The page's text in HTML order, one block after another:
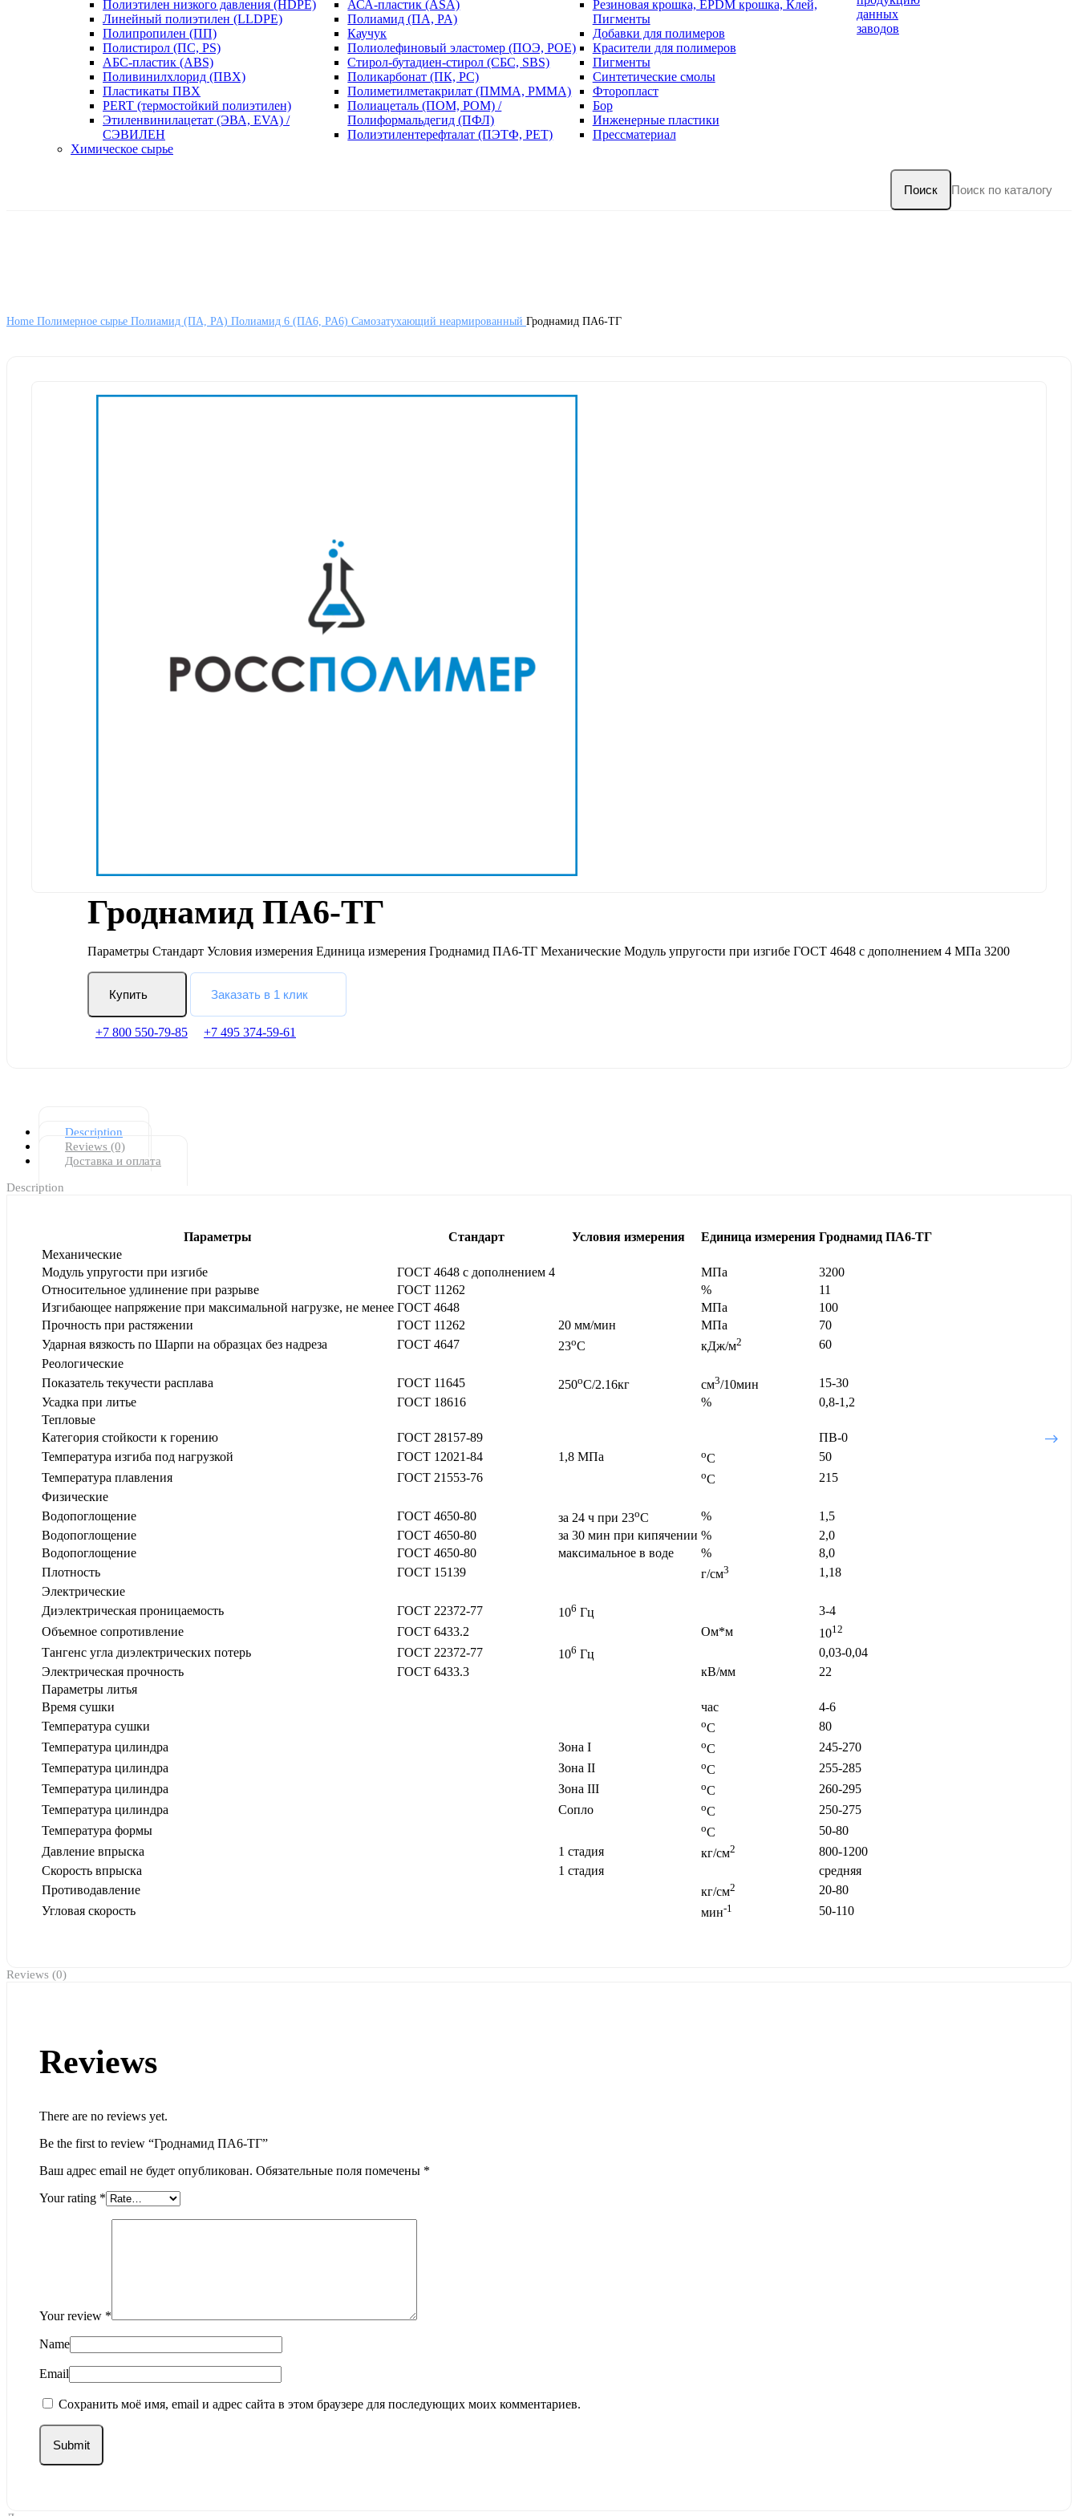
Полиэтилен низкого давления (HDPE)
Линейный полиэтилен (LLDPE)
Полипропилен (ПП)
Полистирол (ПС, PS)
АБС-пластик (ABS)
Поливинилхлорид (ПВХ)
Пластикаты ПВХ
PERT (термостойкий полиэтилен)
Этиленвинилацетат (ЭВА, EVA) /
СЭВИЛЕН
АСА-пластик (ASA)
Полиамид (ПА, PA)
Каучук
Полиолефиновый эластомер (ПОЭ, POE)
Стирол-бутадиен-стирол (СБС, SBS)
Поликарбонат (ПК, PC)
Полиметилметакрилат (ПММА, PMMA)
Полиацеталь (ПОМ, POM) /
Полиформальдегид (ПФЛ)
Полиэтилентерефталат (ПЭТФ, PET)
Резиновая крошка, EPDM крошка, Клей,
Пигменты
Добавки для полимеров
Красители для полимеров
Пигменты
Синтетические смолы
Фторопласт
Бор
Инженерные пластики
Прессматериал
Химическое сырье
данных
заводов
Поиск
Home Полимерное сырье Полиамид (ПА, PA) Полиамид 6 (ПА6, PA6) Самозатухающий неармированный Гроднамид ПА6-ТГ
Гроднамид ПА6-ТГ
Параметры Стандарт Условия измерения Единица измерения Гроднамид ПА6-ТГ Механические Модуль упругости при изгибе ГОСТ 4648 с дополнением 4 МПа 3200
Купить Заказать в 1 клик
+7 800 550-79-85 +7 495 374-59-61
Description
Reviews (0)
Доставка и оплата
Description
Параметры Стандарт Условия измерения Единица измерения Гроднамид ПА6-ТГ
Механические
Модуль упругости при изгибе
ГОСТ 4648 с дополнением 4 МПа
3200
Относительное удлинение при разрыве
ГОСТ 11262 %
11
Изгибающее напряжение при максимальной нагрузке, не менее ГОСТ 4648 МПа
100
Прочность при растяжении
ГОСТ 11262 20 мм/мин МПа
70
Ударная вязкость по Шарпи на образцах без надреза
ГОСТ 4647 23оC кДж/м2
60
Реологические
Показатель текучести расплава
ГОСТ 11645 250оC/2.16кг см3/10мин
15-30
Усадка при литье
ГОСТ 18616 %
0,8-1,2
Тепловые
Категория стойкости к горению
ГОСТ 28157-89
ПВ-0
Температура изгиба под нагрузкой
ГОСТ 12021-84 1,8 МПа oC
50
Температура плавления
ГОСТ 21553-76 oC
215
Физические
Водопоглощение
ГОСТ 4650-80 за 24 ч при 23оC %
1,5
Водопоглощение
ГОСТ 4650-80 за 30 мин при кипячении %
2,0
Водопоглощение
ГОСТ 4650-80 максимальное в воде %
8,0
Плотность
ГОСТ 15139 г/см3
1,18
Электрические
Диэлектрическая проницаемость
ГОСТ 22372-77 106 Гц
3-4
Объемное сопротивление
ГОСТ 6433.2 Ом*м 1012
Тангенс угла диэлектрических потерь ГОСТ 22372-77 106 Гц
0,03-0,04
Электрическая прочность
ГОСТ 6433.3 кВ/мм
22
Параметры литья
Время сушки
час
4-6
Температура сушки
oC
80
Температура цилиндра
Зона I oC
245-270
Температура цилиндра
Зона II oC
255-285
Температура цилиндра
Зона III oC
260-295
Температура цилиндра
Сопло oC
250-275
Температура формы
oC
50-80
Давление впрыска
1 стадия кг/см2
800-1200
Скорость впрыска
1 стадия
средняя
Противодавление
кг/см2
20-80
Угловая скорость
мин-1 50-110
Reviews (0)
Reviews
There are no reviews yet.
Be the first to review “Гроднамид ПА6-ТГ”
Ваш адрес email не будет опубликован. Обязательные поля помечены *
Your rating *
Your review *
Name
Email
Сохранить моё имя, email и адрес сайта в этом браузере для последующих моих комментариев.